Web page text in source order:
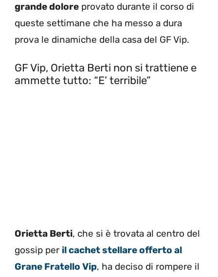
grande dolore provato durante il corso di
queste settimane che ha messo a dura
prova le dinamiche della casa del GF Vip.
GF Vip, Orietta Berti non si trattiene e
ammette tutto: “E’ terribile”
Orietta Berti, che si è trovata al centro del
gossip per il cachet stellare offerto al
Grane Fratello Vip, ha deciso di rompere il